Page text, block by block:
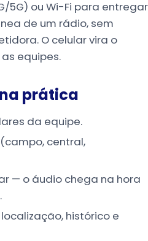
5G) ou Wi-Fi para entregar
de um rádio, sem
O celular vira o
equipes.
prática
da equipe.
central,
— o áudio chega na hora
histórico e